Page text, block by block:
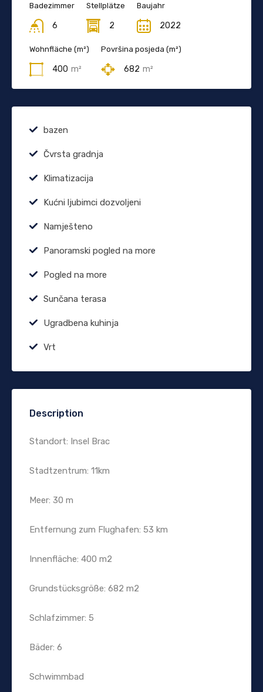
Badezimmer
6
Stellplätze
2
Baujahr
2022
Wohnfläche (m²)
400 m²
Površina posjeda (m²)
682 m²
bazen
Čvrsta gradnja
Klimatizacija
Kućni ljubimci dozvoljeni
Namješteno
Panoramski pogled na more
Pogled na more
Sunčana terasa
Ugradbena kuhinja
Vrt
Description
Standort: Insel Brac
Stadtzentrum: 11km
Meer: 30 m
Entfernung zum Flughafen: 53 km
Innenfläche: 400 m2
Grundstücksgröße: 682 m2
Schlafzimmer: 5
Bäder: 6
Schwimmbad